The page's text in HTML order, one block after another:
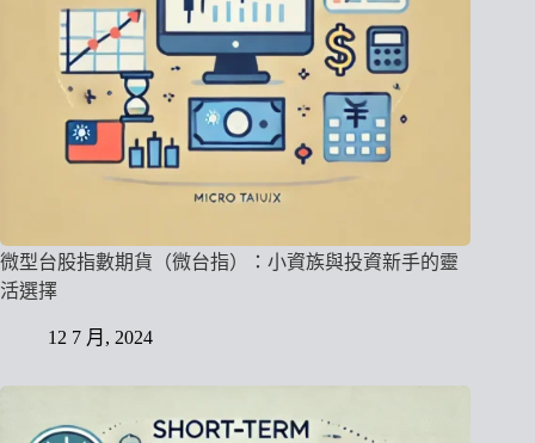
微型台股指數期貨（微台指）：小資族與投資新手的靈
活選擇
12 7 月, 2024